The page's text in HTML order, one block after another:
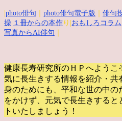
photo俳句 photo俳句電子版 俳句
操 １冊からの本作 り| おもしろコラム
写真からAI俳句
健康長寿研究所のＨＰへよう
気に長生きする情報を紹介・共
身のためにも、平和な世の中
をかけず、元気で長生きする
トいたしましょう！